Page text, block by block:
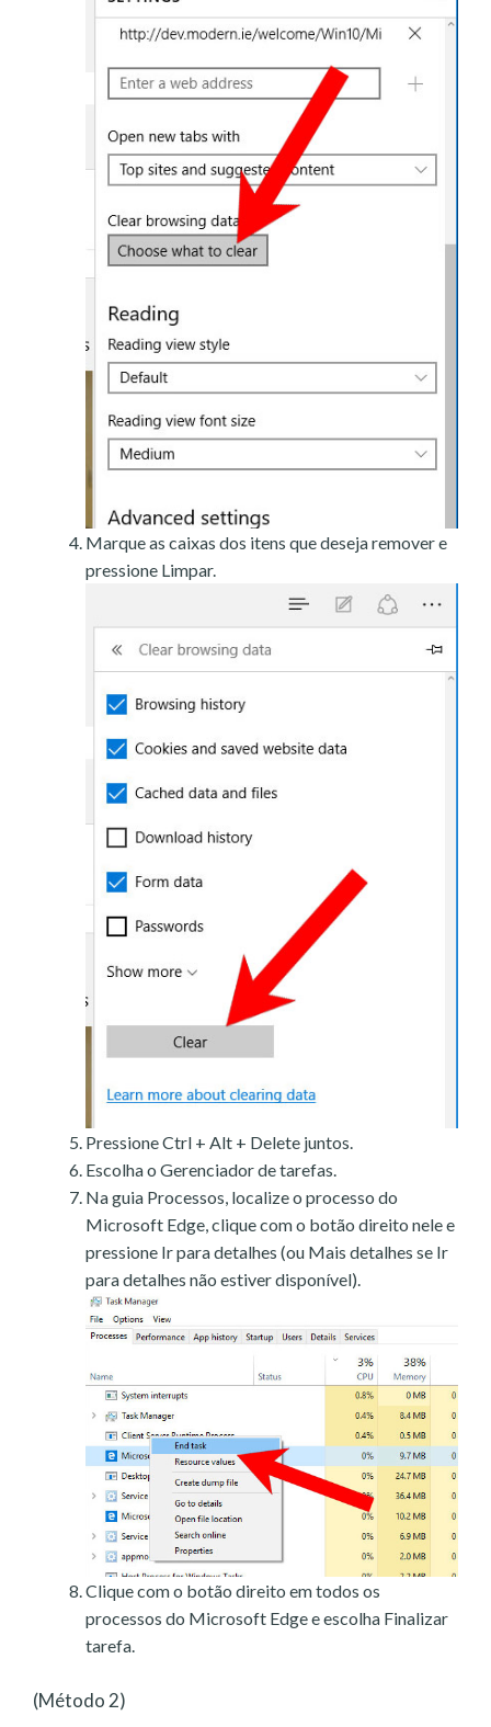
Marque as caixas dos itens que deseja remover e
pressione Limpar.
Pressione Ctrl + Alt + Delete juntos.
Escolha o Gerenciador de tarefas.
Na guia Processos, localize o processo do
Microsoft Edge, clique com o botão direito nele e
pressione Ir para detalhes (ou Mais detalhes se Ir
para detalhes não estiver disponível).
Clique com o botão direito em todos os
processos do Microsoft Edge e escolha Finalizar
tarefa.
(Método 2)